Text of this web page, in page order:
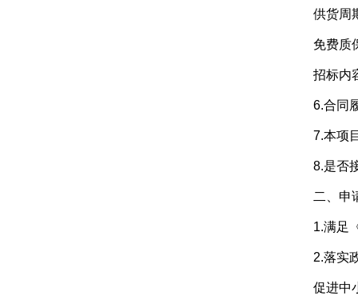
供货周期
免费质保
招标内容
6.合同履
7.本项目
8.是否接
二、申请
1.满足《
2.落实政
促进中小